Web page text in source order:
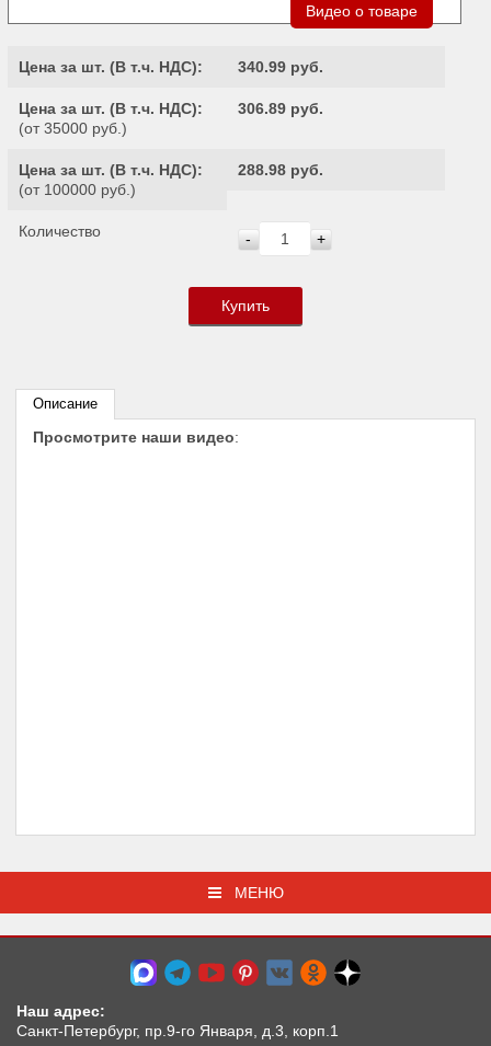
Видео о товаре
Цена за шт. (В т.ч. НДС): 340.99 руб.
Цена за шт. (В т.ч. НДС):
(от 35000 руб.)
306.89 руб.
Цена за шт. (В т.ч. НДС):
(от 100000 руб.)
288.98 руб.
Количество - +
Купить
Описание
Просмотрите наши видео:
МЕНЮ
Наш адрес:
Санкт-Петербург, пр.9-го Января, д.3, корп.1